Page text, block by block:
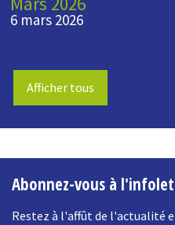
6 mars 2026
Afficher tous
Abonnez-vous à
Restez à l'affût de l'actualité